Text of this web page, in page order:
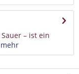
– ist ein
mehr